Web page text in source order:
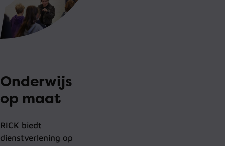
Onderwijs
op maat
RICK biedt
dienstverlening op